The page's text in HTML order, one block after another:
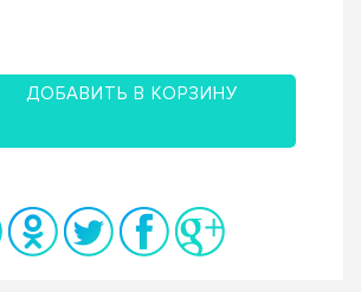
ДОБАВИТЬ В КОРЗИНУ